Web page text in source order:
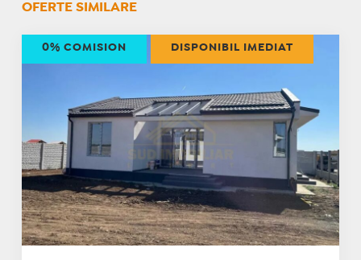
OFERTE SIMILARE
0% COMISION DISPONIBIL IMEDIAT